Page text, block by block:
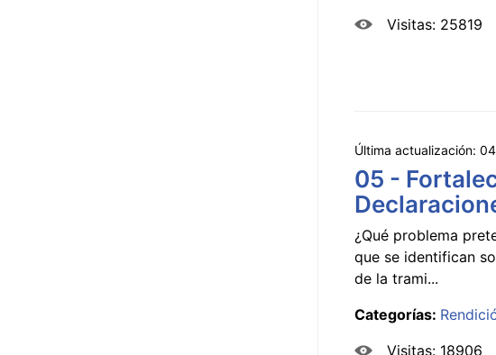
Visitas: 25819
Última actualización:
05 -
¿Qué problema
que se identifican
de la trami...
Categorías:
Visitas: 18906